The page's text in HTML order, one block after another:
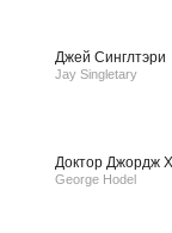
Джей Синглтэри
Jay Singletary
Доктор Джордж
George Hodel